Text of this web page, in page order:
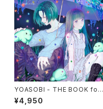
YOASOBI - THE BOOK for,
(2LP)
¥4,950